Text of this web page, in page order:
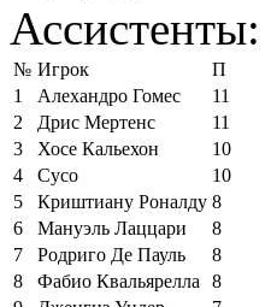
Ассистенты:
№ Игрок
П
1
Алехандро Гомес
11
2
Дрис Мертенс
11
3
Хосе Кальехон
10
4
Сусо
10
5
Криштиану Роналду 8
6
Мануэль Лаццари
8
7
Родриго Де Пауль
8
8
Фабио Квальярелла
8